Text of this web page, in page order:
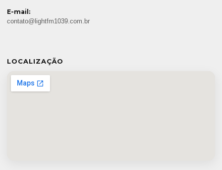
E-mail:
contato@lightfm1039.com.br
LOCALIZAÇÃO